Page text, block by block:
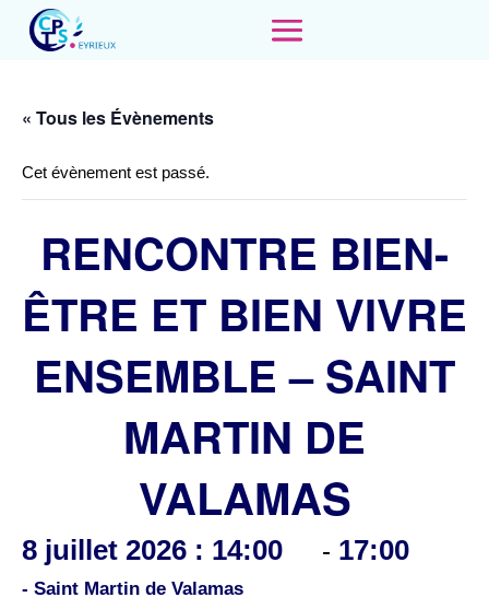
« Tous les Évènements
Cet évènement est passé.
RENCONTRE BIEN-
ÊTRE ET BIEN VIVRE
ENSEMBLE – SAINT
MARTIN DE
VALAMAS
8 juillet 2026 : 14:00 - 17:00
- Saint Martin de Valamas